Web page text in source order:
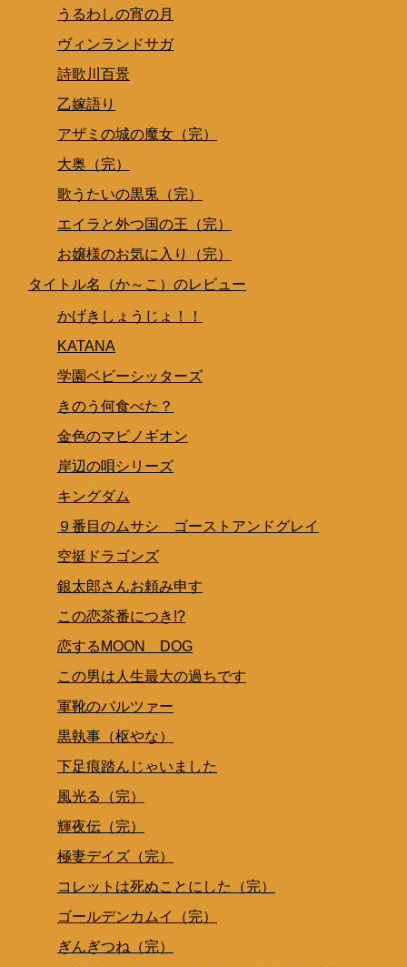
うるわしの宵の月
ヴィンランドサガ
詩歌川百景
乙嫁語り
アザミの城の魔女（完）
大奥（完）
歌うたいの黒兎（完）
エイラと外つ国の王（完）
お嬢様のお気に入り（完）
タイトル名（か～こ）のレビュー
かげきしょうじょ！！
KATANA
学園ベビーシッターズ
きのう何食べた？
金色のマビノギオン
岸辺の唄シリーズ
キングダム
９番目のムサシ ゴーストアンドグレイ
空挺ドラゴンズ
銀太郎さんお頼み申す
この恋茶番につき!?
恋するMOON DOG
この男は人生最大の過ちです
軍靴のバルツァー
黒執事（枢やな）
下足痕踏んじゃいました
風光る（完）
輝夜伝（完）
極妻デイズ（完）
コレットは死ぬことにした（完）
ゴールデンカムイ（完）
ぎんぎつね（完）